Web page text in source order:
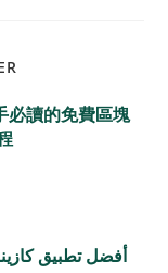
必讀的免費區塊